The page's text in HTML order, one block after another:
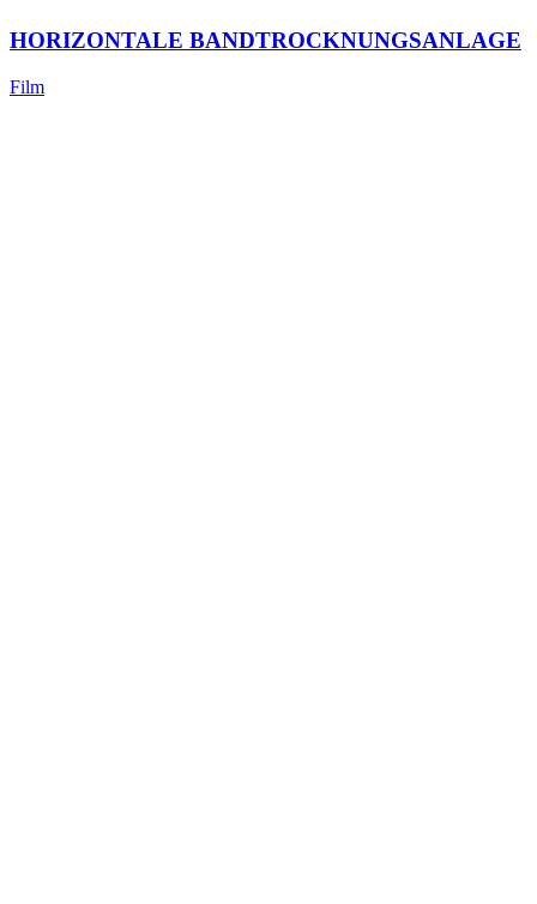
HORIZONTALE BANDTROCKNUNGSANLAGE
Film